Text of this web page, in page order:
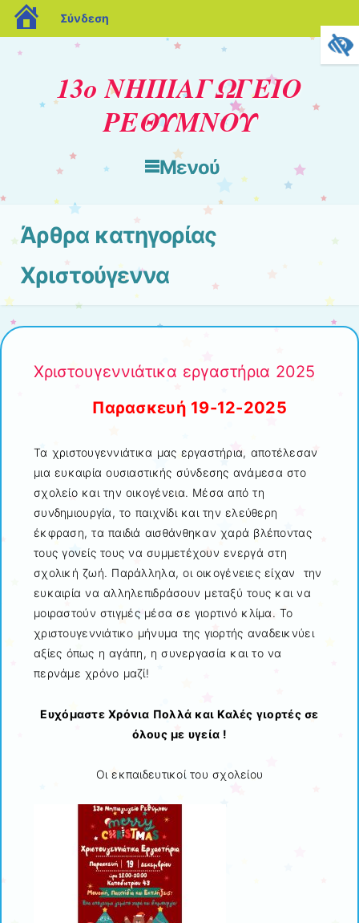
blogs.sch.gr
Σύνδεση
13ο ΝΗΠΙΑΓΩΓΕΙΟ
ΡΕΘΥΜΝΟΥ
Μενού
Μετάβαση στο περιεχόμενο
Άρθρα κατηγορίας
Χριστούγεννα
Χριστουγεννιάτικα εργαστήρια 2025
Παρασκευή 19-12-2025
Τα χριστουγεννιάτικα μας εργαστήρια, αποτέλεσαν
μια ευκαιρία ουσιαστικής σύνδεσης ανάμεσα στο
σχολείο και την οικογένεια. Μέσα από τη
συνδημιουργία, το παιχνίδι και την ελεύθερη
έκφραση, τα παιδιά αισθάνθηκαν χαρά βλέποντας
τους γονείς τους να συμμετέχουν ενεργά στη
σχολική ζωή. Παράλληλα, οι οικογένειες είχαν την
ευκαιρία να αλληλεπιδράσουν μεταξύ τους και να
μοιραστούν στιγμές μέσα σε γιορτινό κλίμα. Το
χριστουγεννιάτικο μήνυμα της γιορτής αναδεικνύει
αξίες όπως η αγάπη, η συνεργασία και το να
περνάμε χρόνο μαζί!
Ευχόμαστε Χρόνια Πολλά και Καλές γιορτές σε
όλους με υγεία !
Οι εκπαιδευτικοί του σχολείου